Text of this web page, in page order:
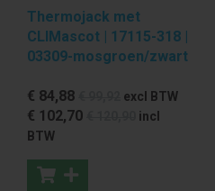
Thermojack met
CLIMascot | 17115-318 |
03309-mosgroen/zwart
€ 84,88 excl BTW
€ 102,70
incl
BTW